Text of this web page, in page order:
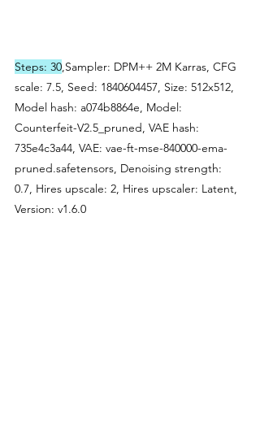
Steps: 30,Sampler: DPM++ 2M Karras, CFG
scale: 7.5, Seed: 1840604457, Size: 512x512,
Model hash: a074b8864e, Model:
Counterfeit-V2.5_pruned, VAE hash:
735e4c3a44, VAE: vae-ft-mse-840000-ema-
pruned.safetensors, Denoising strength:
0.7, Hires upscale: 2, Hires upscaler: Latent,
Version: v1.6.0